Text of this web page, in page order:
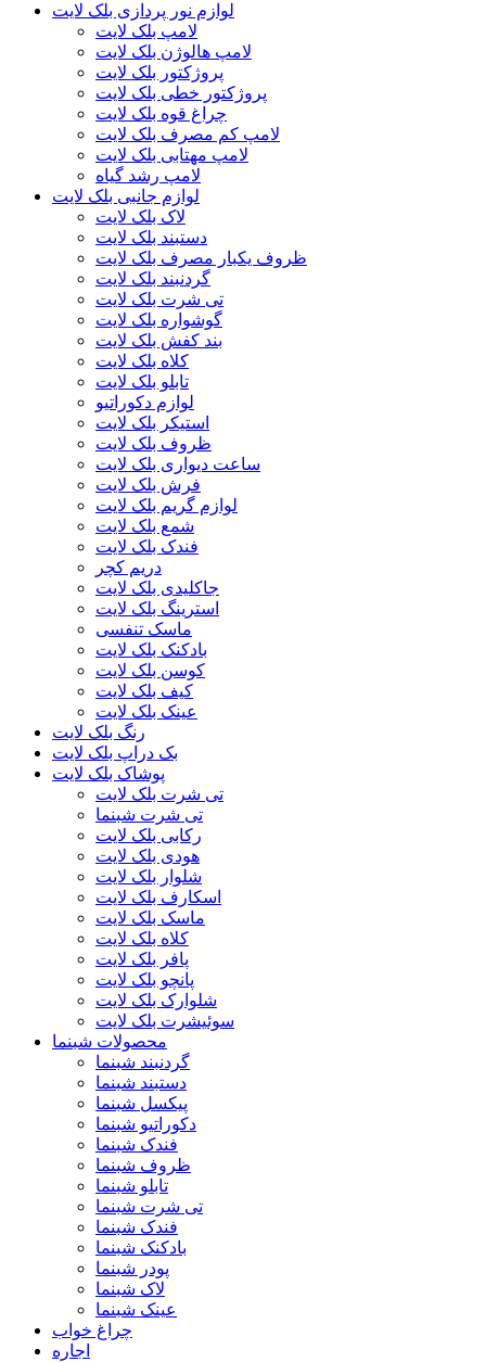
لوازم نور پردازی بلک لایت
لامپ بلک لایت
لامپ هالوژن بلک لایت
پروژکتور بلک لایت
پروژکتور خطی بلک لایت
چراغ قوه بلک لایت
لامپ کم مصرف بلک لایت
لامپ مهتابی بلک لایت
لامپ رشد گیاه
لوازم جانبی بلک لایت
لاک بلک لایت
دستبند بلک لایت
ظروف یکبار مصرف بلک لایت
گردنبند بلک لایت
تی شرت بلک لایت
گوشواره بلک لایت
بند کفش بلک لایت
کلاه بلک لایت
تابلو بلک لایت
لوازم دکوراتیو
استیکر بلک لایت
ظروف بلک لایت
ساعت دیواری بلک لایت
فرش بلک لایت
لوازم گریم بلک لایت
شمع بلک لایت
فندک بلک لایت
دریم کچر
جاکلیدی بلک لایت
استرینگ بلک لایت
ماسک تنفسی
بادکنک بلک لایت
کوسن بلک لایت
کیف بلک لایت
عینک بلک لایت
رنگ بلک لایت
بک دراپ بلک لایت
پوشاک بلک لایت
تی شرت بلک لایت
تی شرت شبنما
رکابی بلک لایت
هودی بلک لایت
شلوار بلک لایت
اسکارف بلک لایت
ماسک بلک لایت
کلاه بلک لایت
پافر بلک لایت
پانچو بلک لایت
شلوارک بلک لایت
سوئیشرت بلک لایت
محصولات شبنما
گردنبند شبنما
دستبند شبنما
پیکسل شبنما
دکوراتیو شبنما
فندک شبنما
ظروف شبنما
تابلو شبنما
تی شرت شبنما
فندک شبنما
بادکنک شبنما
پودر شبنما
لاک شبنما
عینک شبنما
چراغ خواب
اجاره